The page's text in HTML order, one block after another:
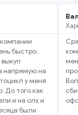
быстро.
напрямую на
у меня
До того как
и на олх и
были